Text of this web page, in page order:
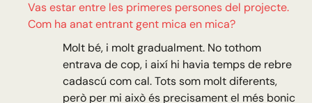
Vas estar entre les primeres persones del projecte.
Com ha anat entrant gent mica en mica?
Molt bé, i molt gradualment. No tothom
entrava de cop, i així hi havia temps de rebre
cadascú com cal. Tots som molt diferents,
però per mi això és precisament el més bonic